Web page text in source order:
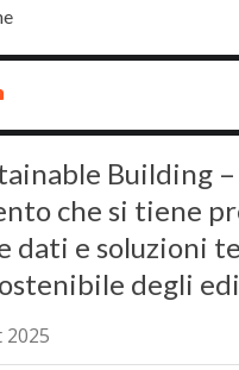
Building
che si tiene
dati e soluzioni
degli
2025